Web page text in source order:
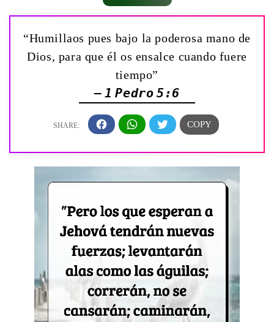
“Humillaos pues bajo la poderosa mano de
Dios, para que él os ensalce cuando fuere
tiempo”
— 1 Pedro 5:6